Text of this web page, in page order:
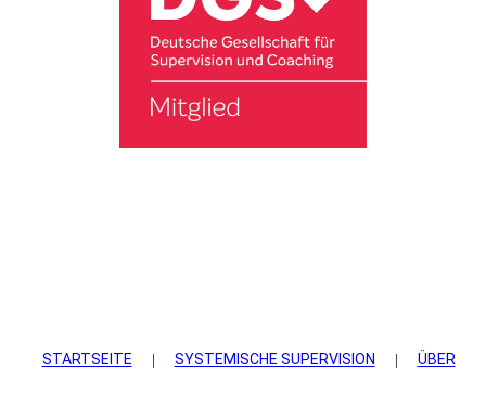
STARTSEITE SYSTEMISCHE SUPERVISION ÜBER